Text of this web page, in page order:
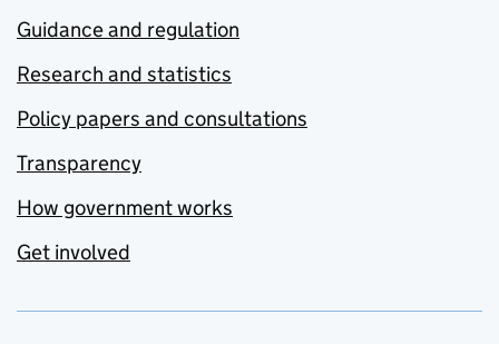
Guidance and regulation
Research and statistics
Policy papers and consultations
Transparency
How government works
Get involved